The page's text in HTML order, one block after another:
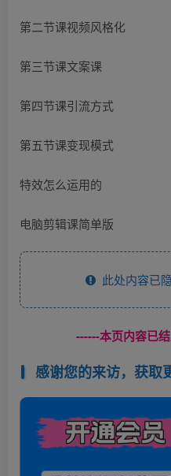
第二节课视频风格化
第三节课文案课
第四节课引流方式
第五节课变现模式
特效怎么运用的
电脑剪辑课简单版
此处内容已
------本页内容已
感谢您的来访，获取